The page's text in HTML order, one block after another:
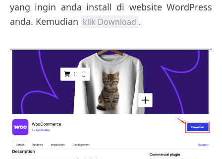
yang ingin anda install di website WordPress
anda. Kemudian klik Download .